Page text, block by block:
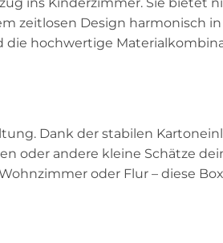
zeitlosen Design harmonisch
die hochwertige
Dank der stabilen
oder andere kleine Schätze
oder Flur – diese